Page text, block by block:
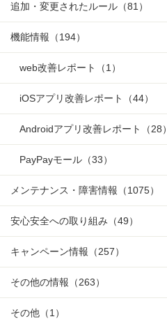
追加・変更されたルール （81）
機能情報 （194）
web改善レポート （1）
iOSアプリ改善レポート （44）
Androidアプリ改善レポート （28）
PayPayモール （33）
メンテナンス・障害情報 （1075）
安心安全への取り組み （49）
キャンペーン情報 （257）
その他の情報 （263）
その他 （1）